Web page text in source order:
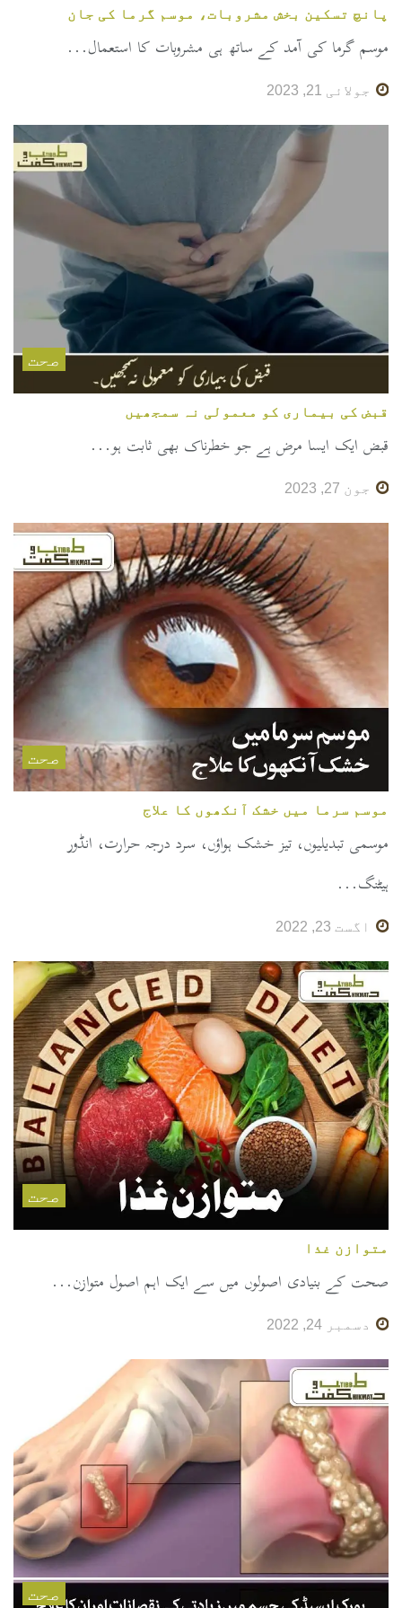
پانچ تسکین بخش مشروبات، موسم گرما کی جان
موسم گرما کی آمد کے ساتھ ہی مشروبات کا استعمال...
جولائی 21, 2023
صحت
قبض کی بیماری کو معمولی نہ سمجھیں
قبض ایک ایسا مرض ہے جو خطرناک بھی ثابت ہو...
جون 27, 2023
صحت
موسم سرما میں خشک آنکھوں کا علاج
موسمی تبدیلیوں، تیز خشک ہواؤں، سرد درجہ حرارت، انڈور
ہیٹنگ...
اگست 23, 2022
صحت
متوازن غذا
صحت کے بنیادی اصولوں میں سے ایک اہم اصول متوازن...
دسمبر 24, 2022
صحت